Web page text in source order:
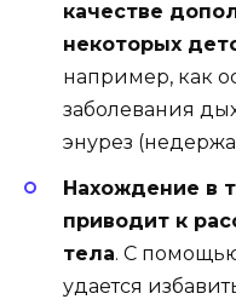
качестве
некоторых
например, как
заболевания
энурез
Нахождение в
приводит к
тела. С
удается